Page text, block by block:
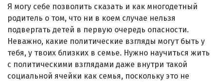
Я могу себе позволить сказать и как многодетный
родитель о том, что ни в коем случае нельзя
подвергать детей в первую очередь опасности.
Неважно, какие политические взгляды могут быть у
тебя, у твоих близких в семье. Нужно научиться жить
с политическими взглядами даже внутри такой
социальной ячейки как семья, поскольку это не